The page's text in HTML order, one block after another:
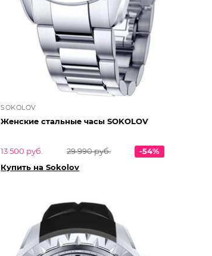
SOKOLOV
Женские стальные часы SOKOLOV
13 500 руб. 29 990 руб.
-54%
Купить на Sokolov